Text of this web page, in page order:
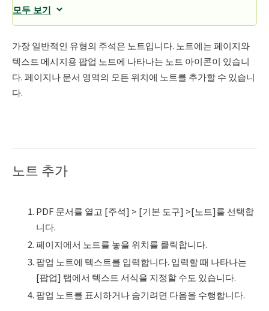
모두 보기
가장 일반적인 유형의 주석은 노트입니다. 노트에는 페이지와
텍스트 메시지용 팝업 노트에 나타나는 노트 아이콘이 있습니
다. 페이지나 문서 영역의 모든 위치에 노트를 추가할 수 있습니
다.
노트 추가
PDF 문서를 열고 [주석] > [기본 도구] >[노트]를 선택합
니다.
페이지에서 노트를 놓을 위치를 클릭합니다.
팝업 노트에 텍스트를 입력합니다. 입력할 때 나타나는
[팝업] 탭에서 텍스트 서식을 지정할 수도 있습니다.
팝업 노트를 표시하거나 숨기려면 다음을 수행합니다.